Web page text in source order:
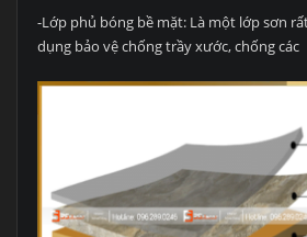
-Lớp phủ bóng bề mặt: Là một lớp sơn
dụng bảo vệ chống trầy xước, chống các